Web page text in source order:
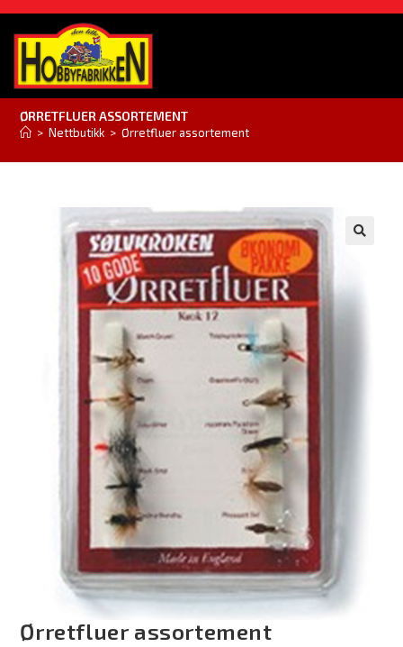
ØRRETFLUER ASSORTEMENT
> Nettbutikk > Ørretfluer assortement
Ørretfluer assortement